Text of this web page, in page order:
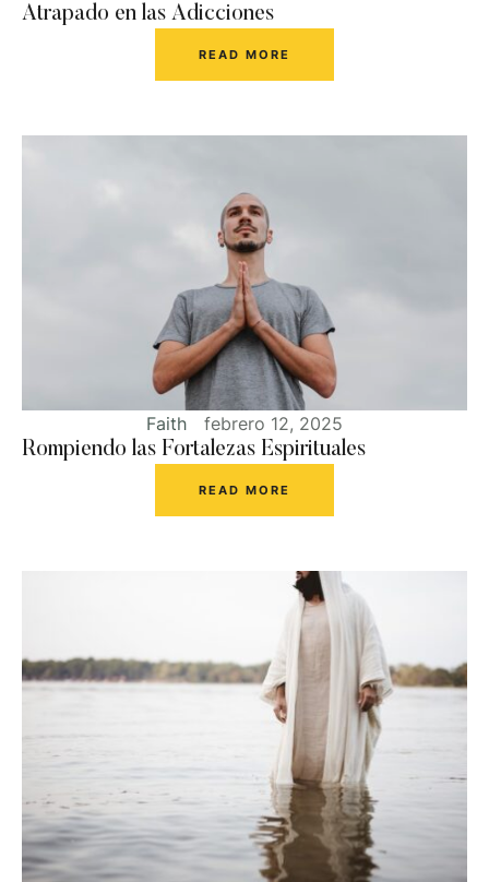
Atrapado en las Adicciones
READ MORE
Faith
febrero 12, 2025
Rompiendo las Fortalezas Espirituales
READ MORE